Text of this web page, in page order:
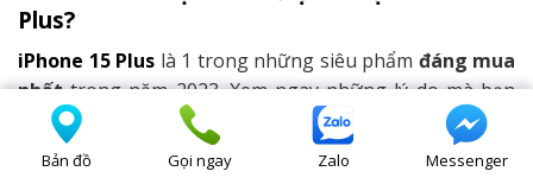
Plus?
iPhone 15 Plus là 1 trong những siêu phẩm đáng mua
nhấttrong năm 2023. Xem ngay những lý do mà bạn
nên mua sản phẩm sau đây:
– Sử dụng bền bỉ:Sản phẩm đến từ Apple trải qua quy
Bản đồ Gọi ngay Zalo Messenger